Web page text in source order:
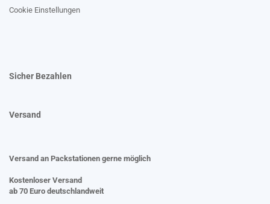
Cookie Einstellungen
Sicher Bezahlen
Versand
Versand an Packstationen gerne möglich
Kostenloser Versand
ab 70 Euro deutschlandweit